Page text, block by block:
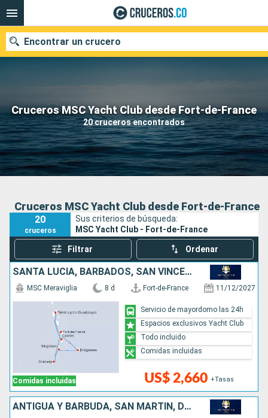
Cruceros MSC Yacht Club desde Fort-de-France
20 cruceros encontrados
Encontrar un crucero
Fecha de salida
Buscar
Cruceros MSC Yacht Club desde Fort-de-France
20
cruceros
Sus criterios de búsqueda:
MSC Yacht Club - Fort-de-France
Filtrar Ordenar
SANTA LUCIA, BARBADOS, SAN VINCENT Y LAS GRANADINAS, GRENADA
Comidas incluidas
MSC Meraviglia 8 d Fort-de-France 11/12/2027
US$ 2,660 +Tasas
Servicio de mayordomo las 24h
Espacios exclusivos Yacht Club
Todo incluido
Comidas incluidas
ANTIGUA Y BARBUDA, SAN MARTÍN, DOMINICA